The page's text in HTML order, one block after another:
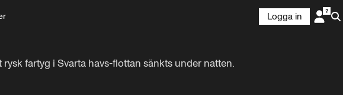
Logga in
fartyg i Svarta havs-flottan sänkts under natten.